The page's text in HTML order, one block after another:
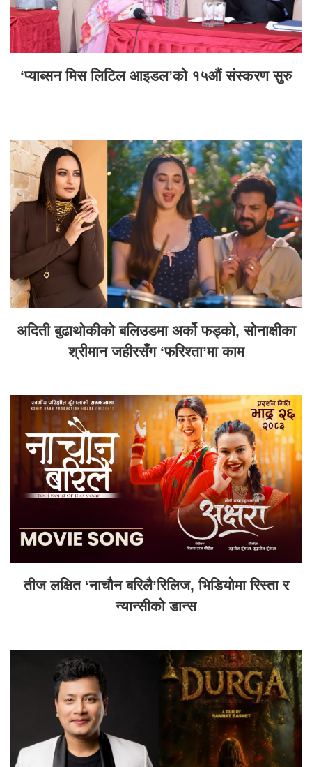
‘प्याब्सन मिस लिटिल आइडल’को १५औं संस्करण सुरु
अदिती बुढाथोकीको बलिउडमा अर्को फड्को, सोनाक्षीका
श्रीमान जहीरसँग ‘फरिश्ता’मा काम
तीज लक्षित ‘नाचौन बरिलै’रिलिज, भिडियोमा रिस्ता र
न्यान्सीको डान्स